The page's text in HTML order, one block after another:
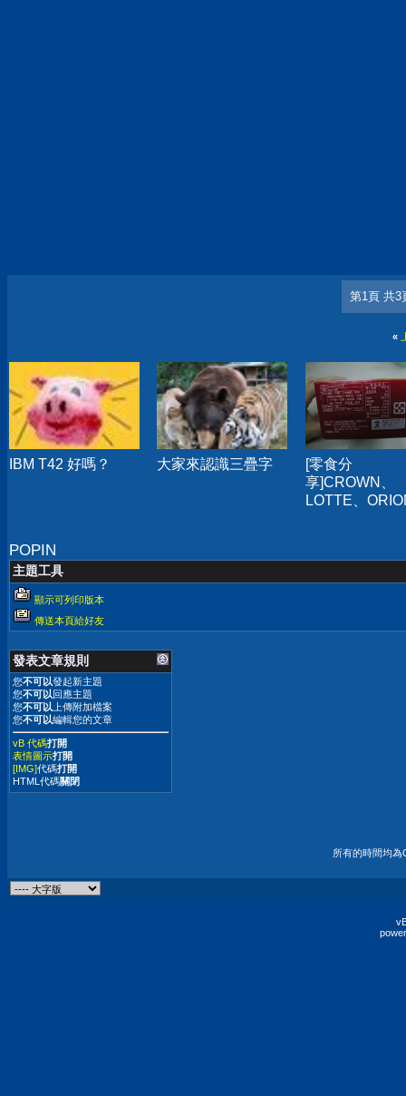
第1頁 共3
«
IBM T42 好嗎？ 大家來認識三疊字
[零食分
享]CROWN、
LOTTE、
POPIN
主題工具
顯示可列印版本
傳送本頁給好友
發表文章規則
您不可以發起新主題
您不可以回應主題
您不可以 上傳附加檔案
您不可以編輯您的文章
vB 代碼打開
表情圖示打開
[IMG]代碼打開
HTML代碼關閉
所有的時間均為